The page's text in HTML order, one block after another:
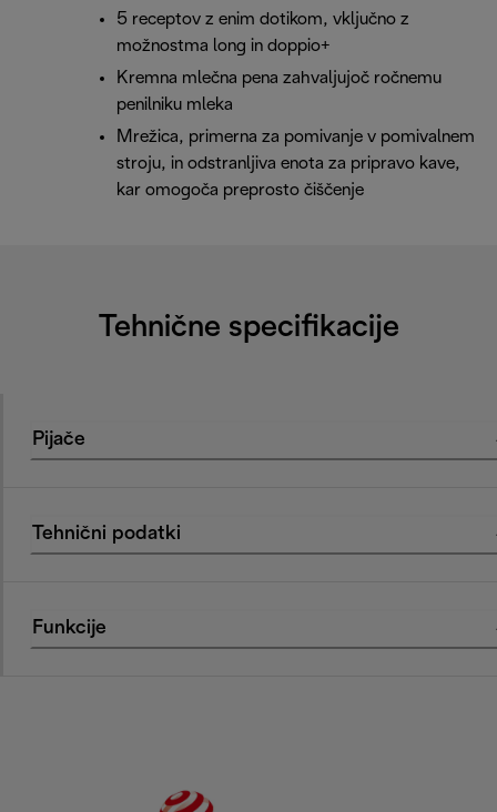
5 receptov z enim dotikom, vključno z
možnostma long in doppio+
Kremna mlečna pena zahvaljujoč ročnemu
penilniku mleka
Mrežica, primerna za pomivanje v pomivalnem
stroju, in odstranljiva enota za pripravo kave,
kar omogoča preprosto čiščenje
Tehnične specifikacije
Pijače
Tehnični podatki
Funkcije